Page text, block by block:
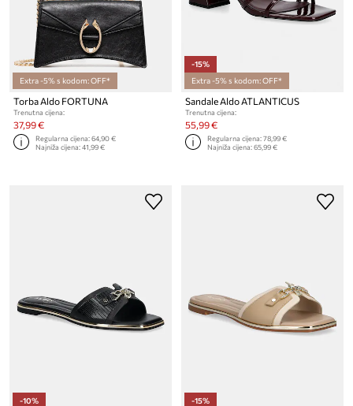
Extra -5% s kodom: OFF*
Torba Aldo FORTUNA
Trenutna cijena:
37,99 €
Regularna cijena:64,90 €
Najniža cijena:41,99 €
-15%
Extra -5% s kodom: OFF*
Sandale Aldo ATLANTICUS
Trenutna cijena:
55,99 €
Regularna cijena:78,99 €
Najniža cijena:65,99 €
-10%
-15%